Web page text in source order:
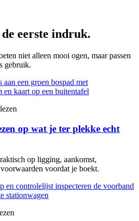
eerste indruk.
niet alleen mooi ogen, maar passen
gebruik.
op wat je ter plekke echt
op ligging, aankomst,
voordat je boekt.